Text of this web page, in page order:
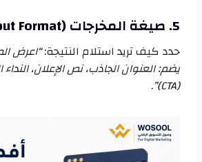
5. صيغة المخرجات (Output Format)
حدد كيف تريد استلام النتيجة:“اعرض
يضم: العنوان الجاذب، نص الإعلان،
(CTA)”
.